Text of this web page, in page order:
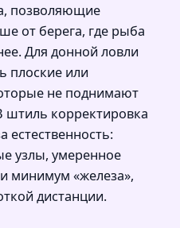
позволяющие
от берега, где рыба
Для донной ловли
плоские или
не поднимают
корректировка
естественность:
узлы, умеренное
минимум «железа»,
дистанции.